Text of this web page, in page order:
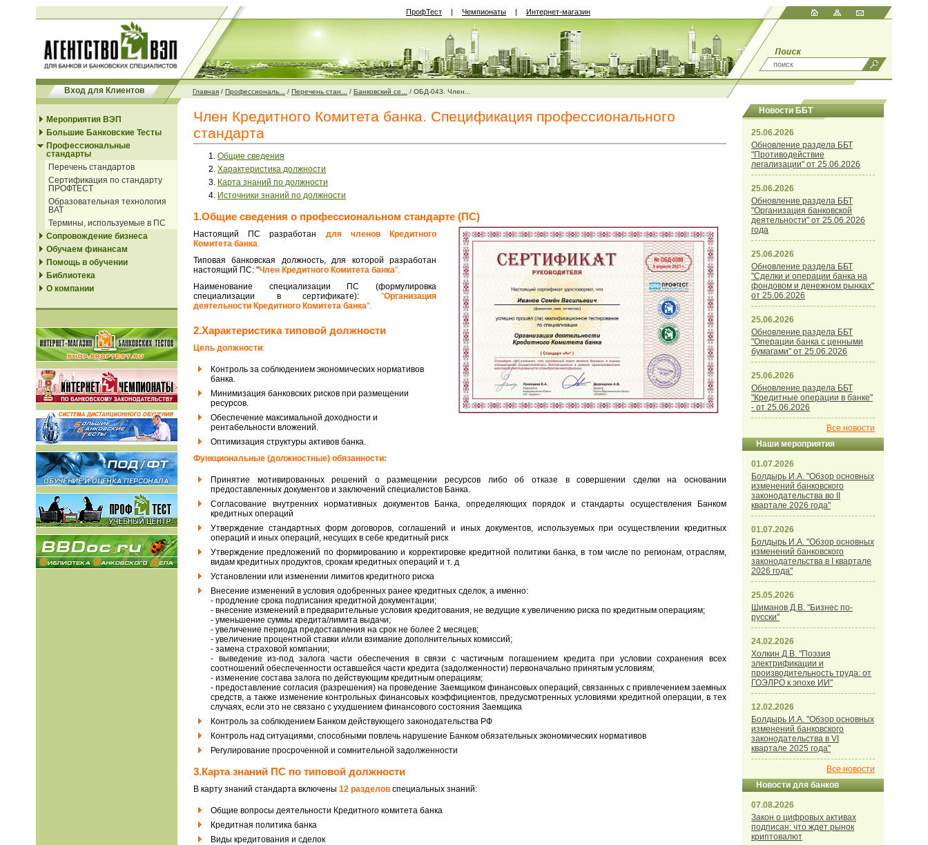
ПрофТест | Чемпионаты | Интернет-магазин
Вход для Клиентов Главная / Профессиональ... / Перечень стан... / Банковский се... / ОБД-043. Член...
Мероприятия ВЭП
Большие Банковские Тесты
Профессиональные
стандарты
Перечень стандартов
Сертификация по стандарту
ПРОФТЕСТ
Образовательная технология
ВАТ
Термины, используемые в ПС
Сопровождение бизнеса
Обучаем финансам
Помощь в обучении
Библиотека
О компании
Член Кредитного Комитета банка. Спецификация профессионального
стандарта
Общие сведения
Характеристика должности
Карта знаний по должности
Источники знаний по должности
1.Общие сведения о профессиональном стандарте (ПС)
Настоящий ПС разработан для членов Кредитного
Комитета банка.
Типовая банковская должность, для которой разработан
настоящий ПС: "Член Кредитного Комитета банка".
Наименование специализации ПС (формулировка
специализации в сертификате): "Организация
деятельности Кредитного Комитета банка".
2.Характеристика типовой должности
Цель должности:
Контроль за соблюдением экономических нормативов
банка.
Минимизация банковских рисков при размещении
ресурсов.
Обеспечение максимальной доходности и
рентабельности вложений.
Оптимизация структуры активов банка.
Функциональные (должностные) обязанности:
Принятие мотивированных решений о размещении ресурсов либо об отказе в совершении сделки на основании
предоставленных документов и заключений специалистов Банка.
Согласование внутренних нормативных документов Банка, определяющих порядок и стандарты осуществления Банком
кредитных операций
Утверждение стандартных форм договоров, соглашений и иных документов, используемых при осуществлении кредитных
операций и иных операций, несущих в себе кредитный риск
Утверждение предложений по формированию и корректировке кредитной политики банка, в том числе по регионам, отраслям,
видам кредитных продуктов, срокам кредитных операций и т. д
Установлении или изменении лимитов кредитного риска
Внесение изменений в условия одобренных ранее кредитных сделок, а именно:
- продление срока подписания кредитной документации;
- внесение изменений в предварительные условия кредитования, не ведущие к увеличению риска по кредитным операциям;
- уменьшение суммы кредита/лимита выдачи;
- увеличение периода предоставления на срок не более 2 месяцев;
- увеличение процентной ставки и/или взимание дополнительных комиссий;
- замена страховой компании;
- выведение из-под залога части обеспечения в связи с частичным погашением кредита при условии сохранения всех
соотношений обеспеченности оставшейся части кредита (задолженности) первоначально принятым условиям;
- изменение состава залога по действующим кредитным операциям;
- предоставление согласия (разрешения) на проведение Заемщиком финансовых операций, связанных с привлечением заемных
средств, а также изменение контрольных финансовых коэффициентов, предусмотренных условиями кредитной операции, в тех
случаях, если это не связано с ухудшением финансового состояния Заемщика
Контроль за соблюдением Банком действующего законодательства РФ
Контроль над ситуациями, способными повлечь нарушение Банком обязательных экономических нормативов
Регулирование просроченной и сомнительной задолженности
3.Карта знаний ПС по типовой должности
В карту знаний стандарта включены 12 разделов специальных знаний:
Общие вопросы деятельности Кредитного комитета банка
Кредитная политика банка
Виды кредитования и сделок
Новости ББТ
25.06.2026
Обновление раздела ББТ
"Противодействие
легализации" от 25.06.2026
25.06.2026
Обновление раздела ББТ
"Организация банковской
деятельности" от 25.06.2026
года
25.06.2026
Обновление раздела ББТ
"Сделки и операции банка на
фондовом и денежном рынках"
от 25.06.2026
25.06.2026
Обновление раздела ББТ
"Операции банка с ценными
бумагами" от 25.06.2026
25.06.2026
Обновление раздела ББТ
"Кредитные операции в банке"
- от 25.06.2026
Все новости
Наши мероприятия
01.07.2026
Болдырь И.А. "Обзор основных
изменений банковского
законодательства во II
квартале 2026 года"
01.07.2026
Болдырь И.А. "Обзор основных
изменений банковского
законодательства в I квартале
2026 года"
25.05.2026
Шиманов Д.В. "Бизнес по-
русски"
24.02.2026
Холкин Д.В. "Поэзия
электрификации и
производительность труда: от
ГОЭЛРО к эпохе ИИ"
12.02.2026
Болдырь И.А. "Обзор основных
изменений банковского
законодательства в VI
квартале 2025 года"
Все новости
Новости для банков
07.08.2026
Закон о цифровых активах
подписан: что ждет рынок
криптовалют